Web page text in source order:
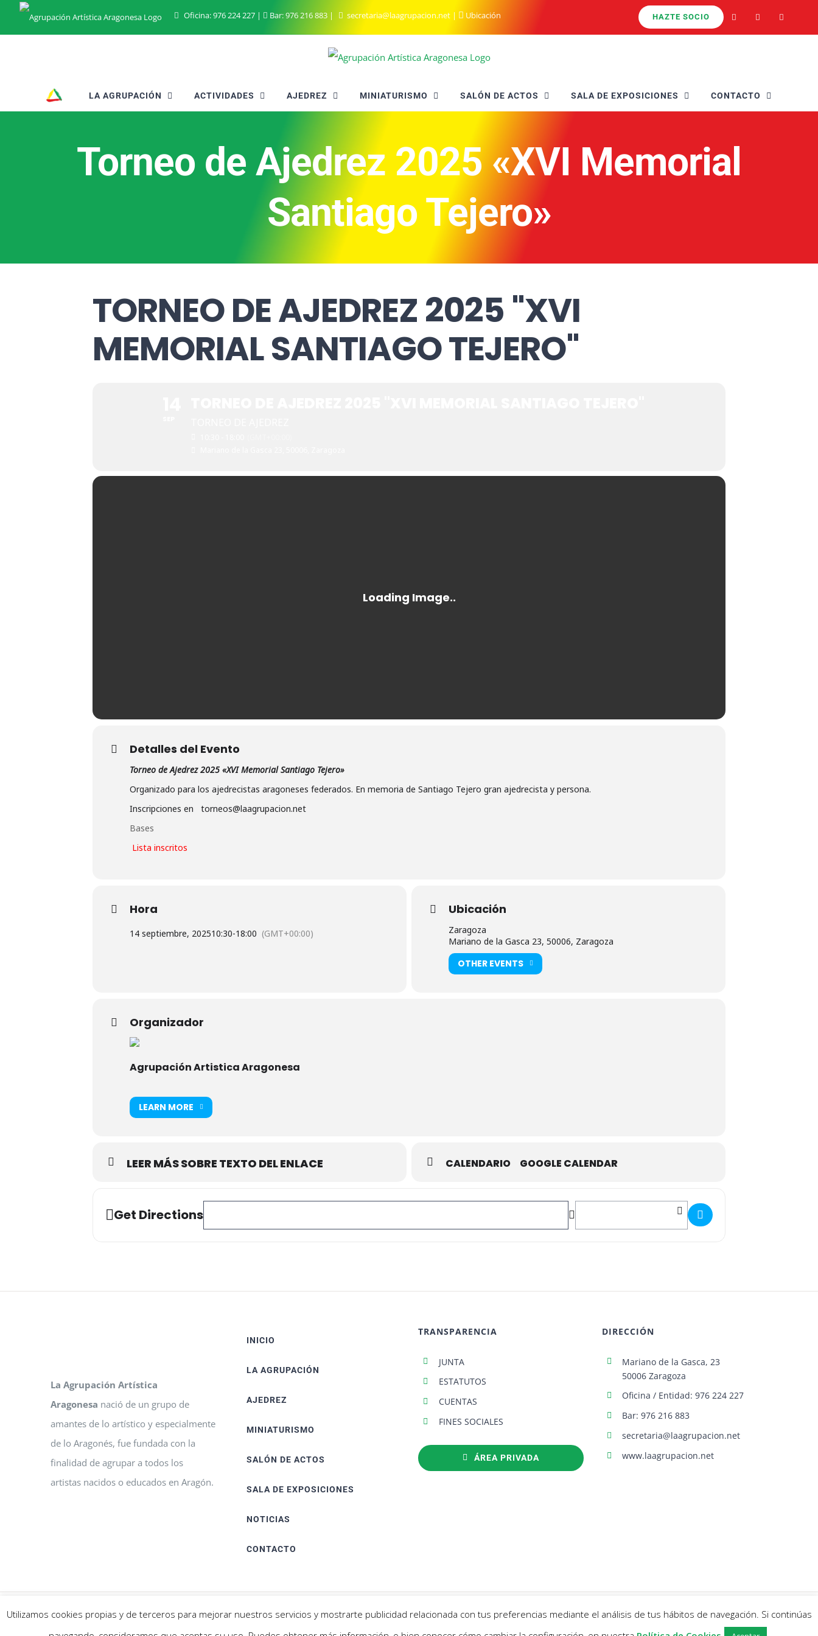
Saltar
Oficina:976 224 227 | Bar:976 216 883 | secretaria@laagrupacion.net| Ubicación HAZTE SOCIO
LA AGRUPACIÓN ACTIVIDADES AJEDREZ MINIATURISMO SALÓN DE ACTOS SALA DE EXPOSICIONES CONTACTO
Torneo de Ajedrez 2025 «XVI Memorial
Santiago Tejero»
TORNEO DE AJEDREZ 2025 "XVI
MEMORIAL SANTIAGO TEJERO"
Detalles del Evento
Torneo de Ajedrez 2025 «XVI Memorial Santiago Tejero»
Organizado para los ajedrecistas aragoneses federados. En memoria de Santiago Tejero gran ajedrecista y persona.
Inscripciones en torneos@laagrupacion.net
Bases
Lista inscritos
Hora
14 septiembre, 202510:30-18:00 (GMT+00:00)
Ubicación
Zaragoza
Mariano de la Gasca 23, 50006, Zaragoza
OTHER EVENTS
Organizador
Agrupación Artistica Aragonesa
LEARN MORE
LEER MÁS SOBRE TEXTO DEL ENLACE CALENDARIO GOOGLE CALENDAR
Get Directions Destination Address - Torneo de Ajedrez 2025 "XVI
La Agrupación Artística
Aragonesa nació de un grupo de
amantes de lo artístico y especialmente
de lo Aragonés, fue fundada con la
finalidad de agrupar a todos los
artistas nacidos o educados en Aragón.
INICIO
LA AGRUPACIÓN
AJEDREZ
MINIATURISMO
SALÓN DE ACTOS
SALA DE EXPOSICIONES
NOTICIAS
CONTACTO
TRANSPARENCIA
JUNTA
ESTATUTOS
CUENTAS
FINES SOCIALES
ÁREA PRIVADA
DIRECCIÓN
Mariano de la Gasca, 23
50006 Zaragoza
Oficina / Entidad: 976 224 227
Bar: 976 216 883
secretaria@laagrupacion.net
www.laagrupacion.net
Facebook
X Instagram
Utilizamos cookies propias y de terceros para mejorar nuestros servicios y mostrarte publicidad relacionada con tus preferencias mediante el análisis de tus hábitos de navegación. Si continúas